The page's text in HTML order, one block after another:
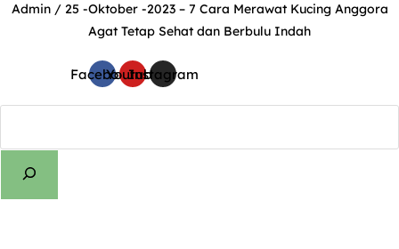
Admin/ 25 -Oktober -2023 – 7 Cara Merawat Kucing Anggora
Agat Tetap Sehat dan Berbulu Indah
FacebookYoutube
Instagram